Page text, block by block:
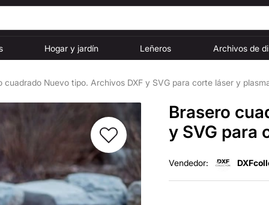
Hogar y jardín Leñeros Archivos de
cuadrado Nuevo tipo. Archivos DXF y SVG para corte láser y
Brasero
y SVG para
Vendedor: